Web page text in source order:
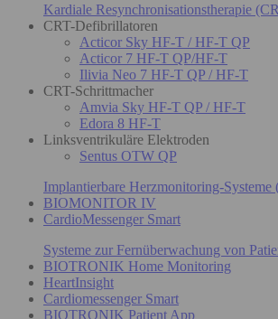
Kardiale Resynchronisationstherapie
CRT-Defibrillatoren
Acticor Sky HF-T / HF-T QP
Acticor 7 HF-T QP/HF-T
Ilivia Neo 7 HF-T QP / HF-T
CRT-Schrittmacher
Amvia Sky HF-T QP / HF-T
Edora 8 HF-T
Linksventrikuläre Elektroden
Sentus OTW QP
Implantierbare Herzmonitoring-
BIOMONITOR IV
CardioMessenger Smart
Systeme zur Fernüberwachung von
BIOTRONIK Home Monitoring
HeartInsight
Cardiomessenger Smart
BIOTRONIK Patient App